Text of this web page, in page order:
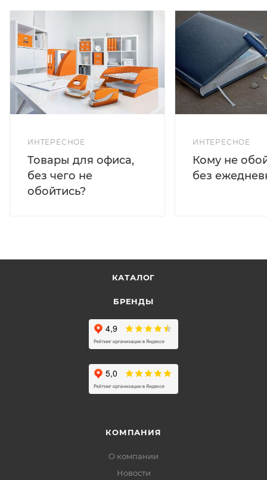
ИНТЕРЕСНОЕ
Товары для офиса,
без чего не
обойтись?
ИНТЕРЕСНОЕ
Кому не
без
КАТАЛОГ
БРЕНДЫ
КОМПАНИЯ
О компании
Новости